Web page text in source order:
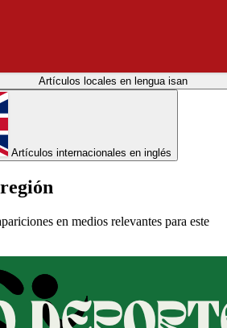
Artículos locales en lengua isan
Artículos internacionales en inglés
en medios relevantes para este